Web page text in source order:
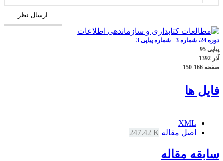
ارسال نظر
دوره 24، شماره 3 - شماره پیاپی 3
پیاپی 95
آذر 1392
صفحه 150-166
فایل ها
XML
اصل مقاله 247.42 K
سابقه مقاله